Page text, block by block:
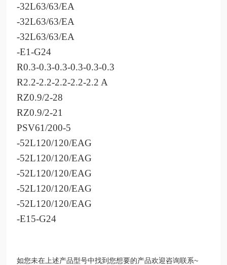
-32L63/63/EA
-32L63/63/EA
-32L63/63/EA
-E1-G24
R0.3-0.3-0.3-0.3-0.3-0.3
R2.2-2.2-2.2-2.2-2.2 A
RZ0.9/2-28
RZ0.9/2-21
PSV61/200-5
-52L120/120/EAG
-52L120/120/EAG
-52L120/120/EAG
-52L120/120/EAG
-52L120/120/EAG
-E15-G24
如您未在上述产品型号中找到您想要的产品欢迎咨询联系~